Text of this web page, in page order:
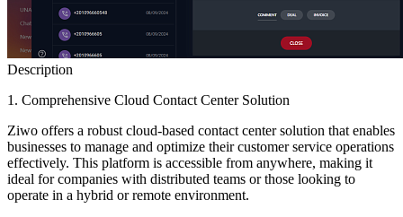
Description
1. Comprehensive Cloud Contact Center Solution
Ziwo offers a robust cloud-based contact center solution that enables
businesses to manage and optimize their customer service operations
effectively. This platform is accessible from anywhere, making it
ideal for companies with distributed teams or those looking to
operate in a hybrid or remote environment.